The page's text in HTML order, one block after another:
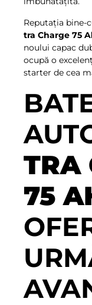
Reputația bine-
tra Charge 75
noului capac
ocupă o
starter de cea
TRA
75